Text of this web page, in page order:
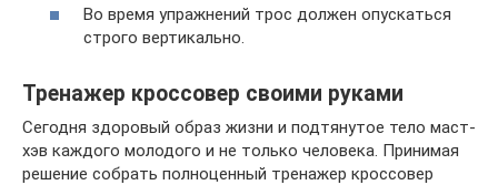
Во время упражнений трос должен опускаться
строго вертикально.
Тренажер кроссовер своими руками
Сегодня здоровый образ жизни и подтянутое тело маст-
хэв каждого молодого и не только человека. Принимая
решение собрать полноценный тренажер кроссовер